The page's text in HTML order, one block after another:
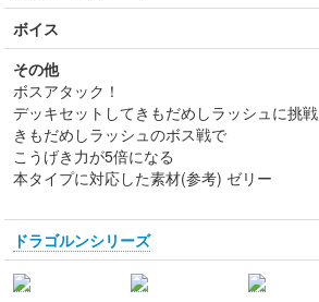
ボイス
その他
ボスアタック！
デッキセットしてきもだめしラッシュに挑戦
きもだめしラッシュのボス戦で
こうげき力が5倍になる
本タイプに対応した素材(参考) ゼリー
ドラゴルンシリーズ